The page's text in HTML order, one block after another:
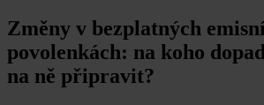
Změny v bezplatných
povolenkách: na koho
na ně připravit?